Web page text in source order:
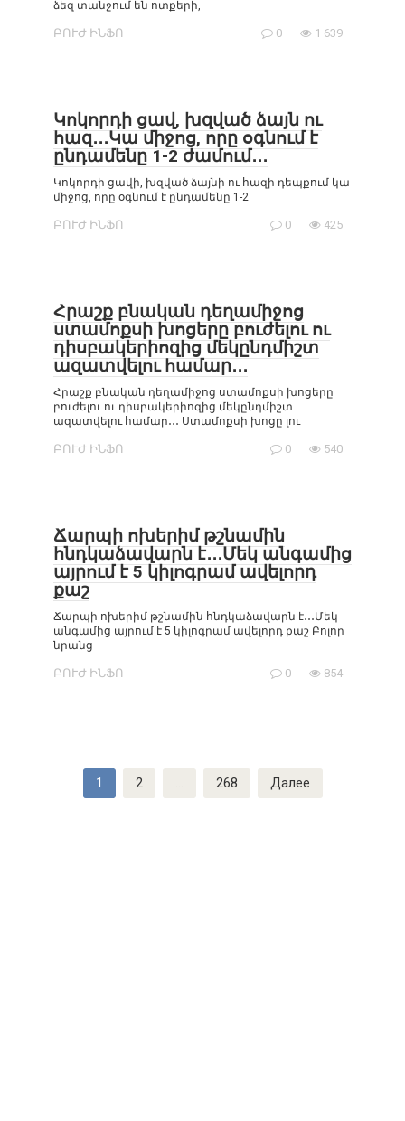
ձեզ տանջում են ոտքերի,
ԲՈՒԺ ԻՆՖՈ 0 1 639
Կոկորդի ցավ, խզված ձայն ու
հազ․․․Կա միջոց, որը օգնում է
ընդամենը 1-2 ժամում․․․
Կոկորդի ցավի, խզված ձայնի ու հազի դեպքում կա
միջոց, որը օգնում է ընդամենը 1-2
ԲՈՒԺ ԻՆՖՈ 0 425
Հրաշք բնական դեղամիջոց
ստամոքսի խոցերը բուժելու ու
դիսբակերիոզից մեկընդմիշտ
ազատվելու համար․․․
Հրաշք բնական դեղամիջոց ստամոքսի խոցերը
բուժելու ու դիսբակերիոզից մեկընդմիշտ
ազատվելու համար․․․ Ստամոքսի խոցը լու
ԲՈՒԺ ԻՆՖՈ 0 540
Ճարպի ոխերիմ թշնամին
հնդկաձավարն է․․․Մեկ անգամից
այրում է 5 կիլոգրամ ավելորդ
քաշ
Ճարպի ոխերիմ թշնամին հնդկաձավարն է․․․Մեկ
անգամից այրում է 5 կիլոգրամ ավելորդ քաշ Բոլոր
նրանց
ԲՈՒԺ ԻՆՖՈ 0 854
1 2 … 268 Далее